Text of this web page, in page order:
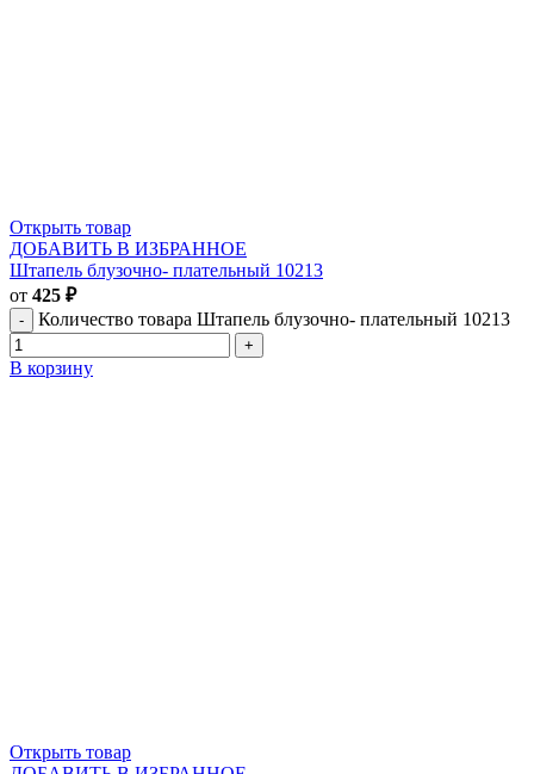
Открыть товар
ДОБАВИТЬ В ИЗБРАННОЕ
Штапель блузочно- плательный 10213
от 425 ₽
Количество товара Штапель блузочно- плательный 10213
В корзину
Открыть товар